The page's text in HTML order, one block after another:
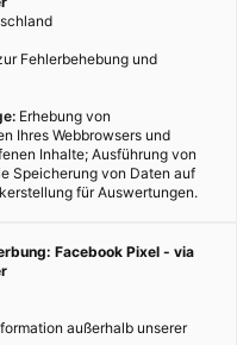
Fehlerbehebung und
Erhebung von
Ihres Webbrowsers und
Inhalte; Ausführung von
Speicherung von Daten auf
für Auswertungen.
Facebook Pixel - via
außerhalb unserer